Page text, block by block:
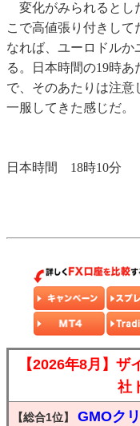
変化がみられるとし
こで高値張り付きして
なれば、ユーロドルか
る。日本時間の19時
で、そのあたりは注意
一服してきた感じだ。
日本時間 18時10分
【2026年8月】
社
【総合1位】 GMOク